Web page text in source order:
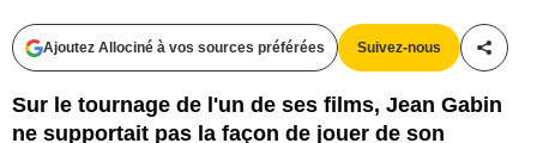
Ajoutez Allociné à vos sources préférées Suivez-nous
Sur le tournage de l'un de ses films, Jean Gabin
ne supportait pas la façon de jouer de son